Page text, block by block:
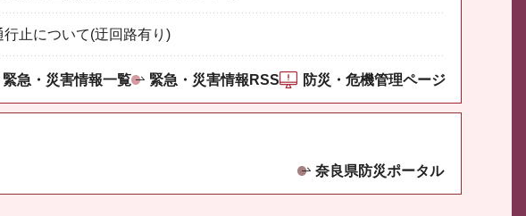
止について(迂回路有り)
緊急・災害情報一覧 緊急・災害情報RSS 防災・危機管理ページ
奈良県防災ポータル